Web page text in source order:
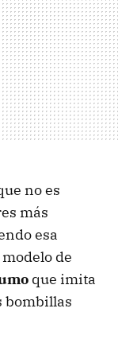
no es
más
esa
de
que imita
bombillas